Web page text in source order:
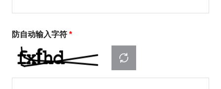
防自动输入字符 *
刷新